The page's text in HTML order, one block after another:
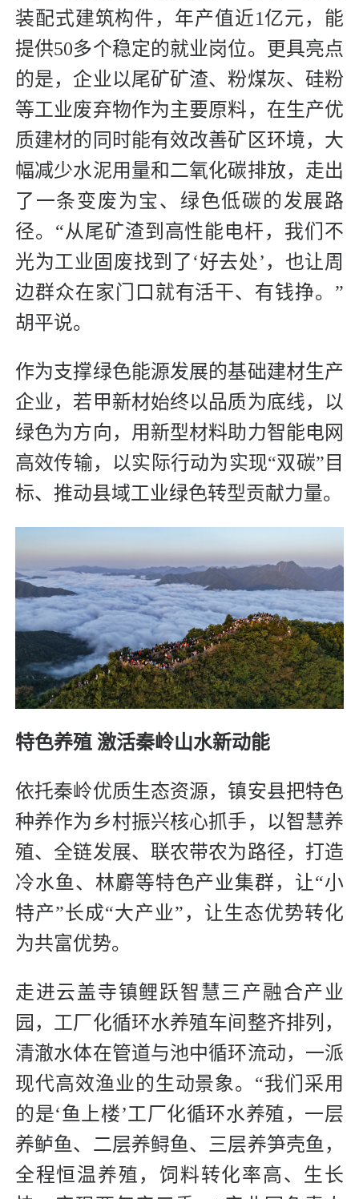
装配式建筑构件，年产值近1亿元，能
提供50多个稳定的就业岗位。更具亮点
的是，企业以尾矿矿渣、粉煤灰、硅粉
等工业废弃物作为主要原料，在生产优
质建材的同时能有效改善矿区环境，大
幅减少水泥用量和二氧化碳排放，走出
了一条变废为宝、绿色低碳的发展路
径。“从尾矿渣到高性能电杆，我们不
光为工业固废找到了‘好去处’，也让周
边群众在家门口就有活干、有钱挣。”
胡平说。
作为支撑绿色能源发展的基础建材生产
企业，若甲新材始终以品质为底线，以
绿色为方向，用新型材料助力智能电网
高效传输，以实际行动为实现“双碳”目
标、推动县域工业绿色转型贡献力量。
特色养殖 激活秦岭山水新动能
依托秦岭优质生态资源，镇安县把特色
种养作为乡村振兴核心抓手，以智慧养
殖、全链发展、联农带农为路径，打造
冷水鱼、林麝等特色产业集群，让“小
特产”长成“大产业”，让生态优势转化
为共富优势。
走进云盖寺镇鲤跃智慧三产融合产业
园，工厂化循环水养殖车间整齐排列，
清澈水体在管道与池中循环流动，一派
现代高效渔业的生动景象。“我们采用
的是‘鱼上楼’工厂化循环水养殖，一层
养鲈鱼、二层养鲟鱼、三层养笋壳鱼，
全程恒温养殖，饲料转化率高、生长